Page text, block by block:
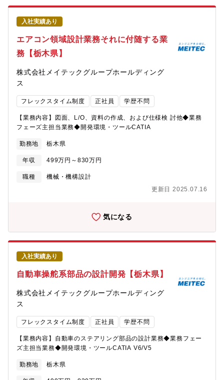
入社実績あり
エアコン領域設計業務それに付随する業
務【栃木県】
株式会社メイテックグループホールディング
ス
フレックスタイム制度 正社員 学歴不問
【業務内容】図面、L/O、資料の作成、および仕様検 討他◆業務
フェーズ主担当業務◆開発環境・ツールCATIA
勤務地 栃木県
年収 499万円～830万円
職種
機械・機構設計
更新日 2025.07.16
気になる
入社実績あり
自動車操舵系部品の設計開発【栃木県】
株式会社メイテックグループホールディング
ス
フレックスタイム制度 正社員 学歴不問
【業務内容】自動車のステアリング部品の設計業務◆業務フェー
ズ主担当業務◆開発環境・ツールCATIA V6/V5
勤務地 栃木県